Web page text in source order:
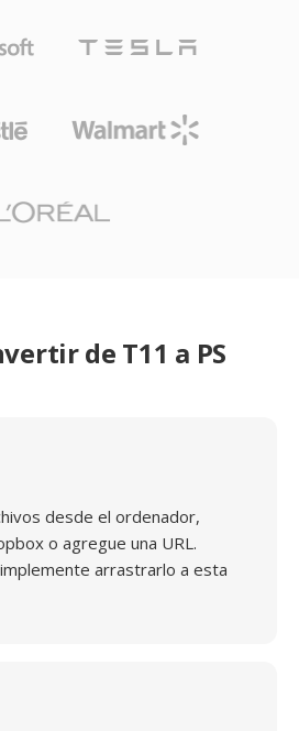
de T11 a PS
desde el ordenador,
o agregue una URL.
arrastrarlo a esta